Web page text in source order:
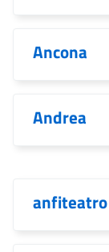
Ancona
Andrea
anfiteatro